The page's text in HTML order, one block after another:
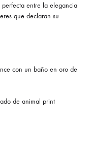
perfecta entre la elegancia
que declaran su
con un baño en oro de
de animal print